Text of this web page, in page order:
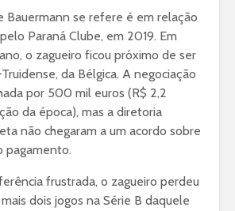
Bauermann se refere é em relação
Paraná Clube, em 2019. Em
o zagueiro ficou próximo de ser
da Bélgica. A negociação
por 500 mil euros (R$ 2,2
da época), mas a diretoria
não chegaram a um acordo sobre
pagamento.
frustrada, o zagueiro perdeu
dois jogos na Série B daquele